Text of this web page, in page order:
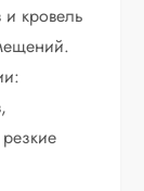
кровель